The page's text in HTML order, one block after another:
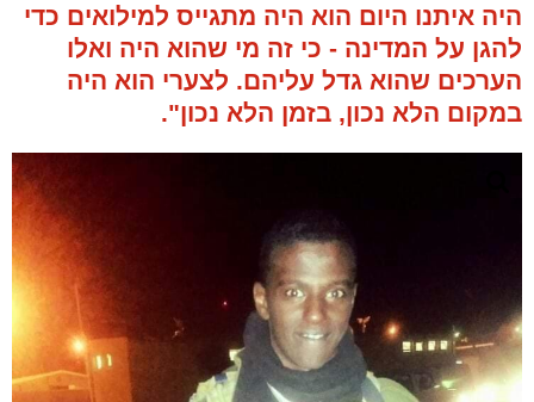
היה איתנו היום הוא היה מתגייס למילואים כדי
להגן על המדינה - כי זה מי שהוא היה ואלו
הערכים שהוא גדל עליהם. לצערי הוא היה
במקום הלא נכון, בזמן הלא נכון".